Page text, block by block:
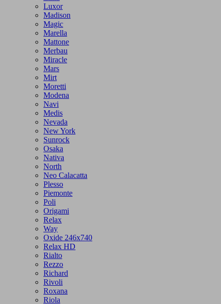
Luxor
Madison
Magic
Marella
Mattone
Merbau
Miracle
Mars
Mirt
Moretti
Modena
Navi
Medis
Nevada
New York
Sunrock
Osaka
Nativa
North
Neo Calacatta
Plesso
Piemonte
Poli
Origami
Relax
Way
Oxide 246x740
Relax HD
Rialto
Rezzo
Richard
Rivoli
Roxana
Riola